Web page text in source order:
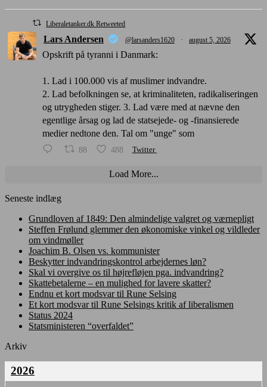
Liberaletanker.dk Retweeted
Lars Andersen @larsanders1620 · august 5, 2026
Opskrift på tyranni i Danmark:
1. Lad i 100.000 vis af muslimer indvandre.
2. Lad befolkningen se, at kriminaliteten, radikaliseringen
og utrygheden stiger. 3. Lad være med at nævne den
egentlige årsag og lad de statsejede- og -finansierede
medier nedtone den. Tal om "unge" som
88 488 Twitter
Load More...
Seneste indlæg
Grundloven af 1849: Den almindelige valgret og værnepligt
Steffen Frølund glemmer den økonomiske vinkel og vildleder
om vindmøller
Joachim B. Olsen vs. kommunister
Beskytter indvandringskontrol arbejdernes løn?
Skal vi overgive os til højrefløjen pga. indvandring?
Skattebetalerne – en mulighed for lavere skatter?
Endnu et kort modsvar til Rune Selsing
Et kort modsvar til Rune Selsings kritik af liberalismen
Status 2024
Statsministeren “overfaldet”
Arkiv
2026